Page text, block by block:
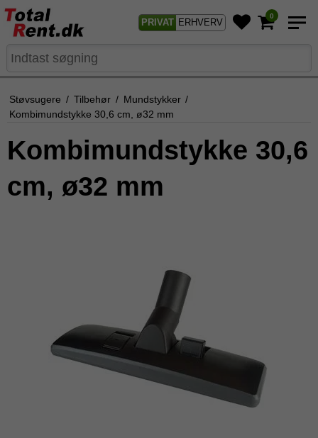
PRIVAT ERHVERV
0
Støvsugere / Tilbehør / Mundstykker /
Kombimundstykke 30,6 cm, ø32 mm
Kombimundstykke 30,6
cm, ø32 mm